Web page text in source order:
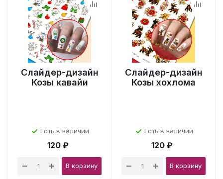
Слайдер-дизайн
Козы кавайи
Есть в наличии
120 ₽
В корзину
Слайдер-дизайн
Козы хохлома
Есть в наличии
120 ₽
В корзину